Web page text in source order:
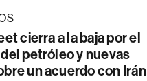
cierra a la baja por el
petróleo y nuevas
un acuerdo con Irán